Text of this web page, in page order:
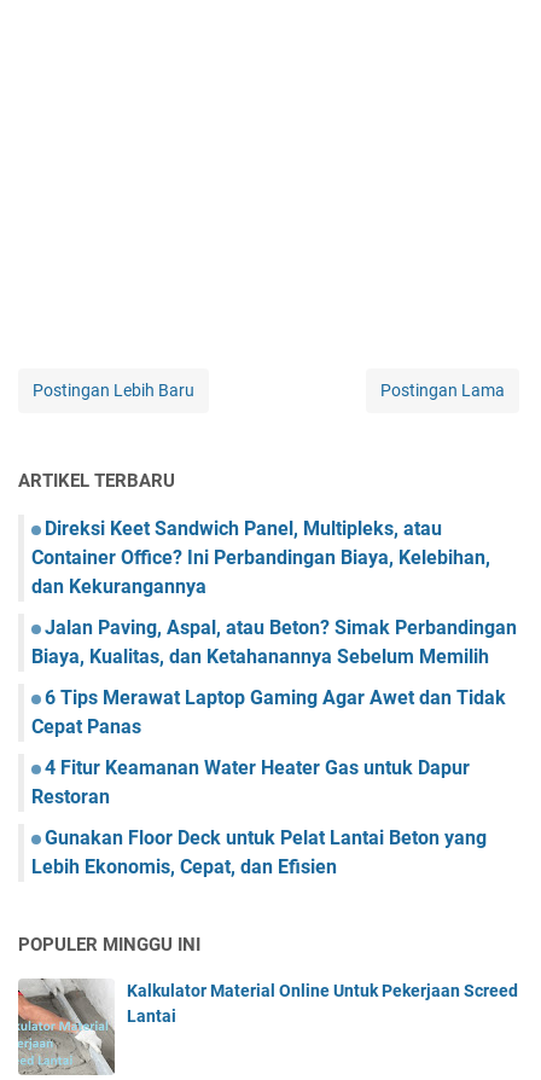
Postingan Lebih Baru Postingan Lama
ARTIKEL TERBARU
Direksi Keet Sandwich Panel, Multipleks, atau
Container Office? Ini Perbandingan Biaya, Kelebihan,
dan Kekurangannya
Jalan Paving, Aspal, atau Beton? Simak Perbandingan
Biaya, Kualitas, dan Ketahanannya Sebelum Memilih
6 Tips Merawat Laptop Gaming Agar Awet dan Tidak
Cepat Panas
4 Fitur Keamanan Water Heater Gas untuk Dapur
Restoran
Gunakan Floor Deck untuk Pelat Lantai Beton yang
Lebih Ekonomis, Cepat, dan Efisien
POPULER MINGGU INI
Kalkulator Material Online Untuk Pekerjaan Screed
Lantai